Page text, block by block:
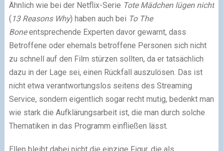
Ähnlich wie bei der Netflix-Serie Tote Mädchen lügen nicht
( 13 Reasons Why) haben auch bei To The
Boneentsprechende Experten davor gewarnt, dass
Betroffene oder ehemals betroffene Personen sich nicht
zu schnell auf den Film stürzen sollten, da er tatsächlich
dazu in der Lage sei, einen Rückfall auszulösen. Das ist
nicht etwa verantwortungslos seitens des Streaming
Service, sondern eigentlich sogar recht mutig, bedenkt man
wie stark die Aufklärungsarbeit ist, die man durch solche
Thematiken in das Programm einfließen lässt.